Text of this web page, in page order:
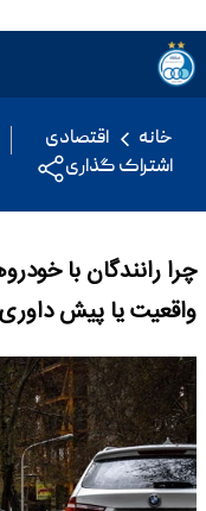
خانه اقتصادی
اشتراک گذاری
چرا رانندگان با
واقعیت یا پیش‌